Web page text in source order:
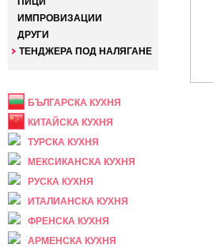
ИМПРОВИЗАЦИИ
ДРУГИ
ТЕНДЖЕРА ПОД НАЛЯГАНЕ
БЪЛГАРСКА КУХНЯ
КИТАЙСКА КУХНЯ
ТУРСКА КУХНЯ
МЕКСИКАНСКА КУХНЯ
РУСКА КУХНЯ
ИТАЛИАНСКА КУХНЯ
ФРЕНСКА КУХНЯ
АРМЕНСКА КУХНЯ